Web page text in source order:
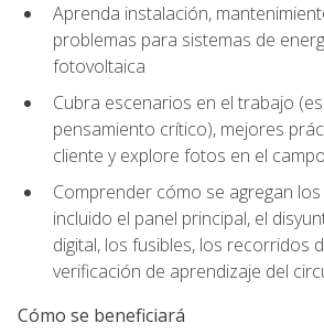
Aprenda instalación,
problemas para sistemas de
fotovoltaica
Cubra escenarios en el trabajo
pensamiento crítico), mejores
cliente y explore fotos en el campo
Comprender cómo se agregan
incluido el panel principal, el
digital, los fusibles, los recorridos
verificación de aprendizaje del
Cómo se beneficiará